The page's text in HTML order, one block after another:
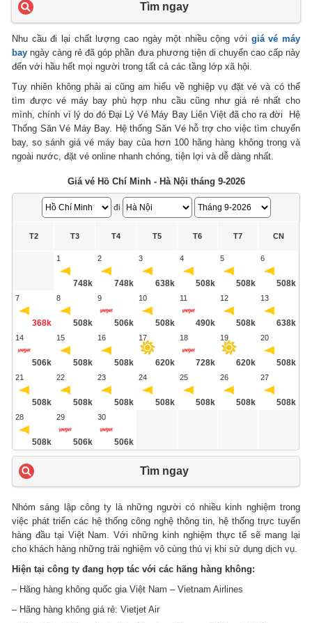
Tìm ngay
Nhu cầu đi lại chất lượng cao ngày một nhiều cộng với giá vé máy
bay ngày càng rẻ đã góp phần đưa phương tiện di chuyển cao cấp này
đến với hầu hết mọi người trong tất cả các tầng lớp xã hội.
Tuy nhiên không phải ai cũng am hiểu về nghiệp vụ đặt vé và có thể
tìm được vé máy bay phù hợp nhu cầu cũng như giá rẻ nhất cho
mình, chính vì lý do đó Đại Lý Vé Máy Bay Liên Việt đã cho ra đời Hệ
Thống Săn Vé Máy Bay. Hệ thống Săn Vé hỗ trợ cho việc tìm chuyến
bay, so sánh giá vé máy bay của hơn 100 hãng hàng không trong và
ngoài nước, đặt vé online nhanh chóng, tiện lợi và dễ dàng nhất.
Giá vé Hồ Chí Minh - Hà Nội tháng 9-2026
đi
T2 T3 T4 T5 T6 T7 CN
1
748k
2
748k
3
638k
4
508k
5
508k
6
508k
7
368k
8
508k
9
506k
10
508k
11
490k
12
508k
13
638k
14
506k
15
508k
16
508k
17
620k
18
728k
19
620k
20
508k
21
508k
22
508k
23
508k
24
508k
25
508k
26
508k
27
508k
28
508k
29
506k
30
506k
Tìm ngay
Nhóm sáng lập công ty là những người có nhiều kinh nghiệm trong
việc phát triển các hệ thống công nghệ thông tin, hệ thống trực tuyến
hàng đầu tại Việt Nam. Với những kinh nghiệm thực tế sẽ mang lại
cho khách hàng những trải nghiệm vô cùng thú vị khi sử dụng dịch vụ.
Hiện tại công ty đang hợp tác với các hãng hàng không:
– Hãng hàng không quốc gia Việt Nam – Vietnam Airlines
– Hãng hàng không giá rẻ: Vietjet Air